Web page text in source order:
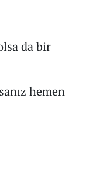
da bir
hemen